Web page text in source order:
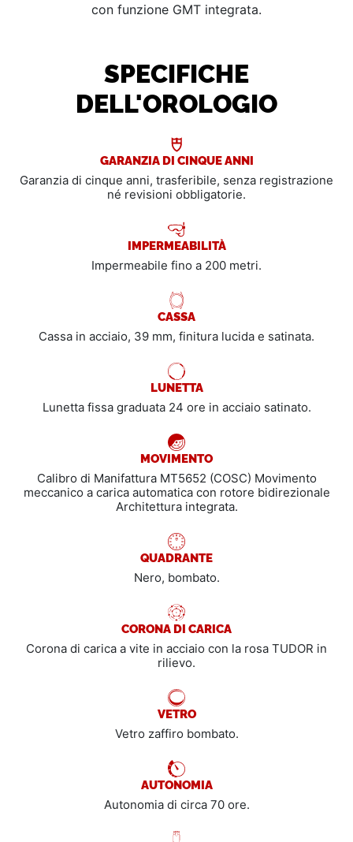
con funzione GMT integrata.
SPECIFICHE
DELL'OROLOGIO
GARANZIA DI CINQUE ANNI
Garanzia di cinque anni, trasferibile, senza registrazione
né revisioni obbligatorie.
IMPERMEABILITÀ
Impermeabile fino a 200 metri.
CASSA
Cassa in acciaio, 39 mm, finitura lucida e satinata.
LUNETTA
Lunetta fissa graduata 24 ore in acciaio satinato.
MOVIMENTO
Calibro di Manifattura MT5652 (COSC) Movimento
meccanico a carica automatica con rotore bidirezionale
Architettura integrata.
QUADRANTE
Nero, bombato.
CORONA DI CARICA
Corona di carica a vite in acciaio con la rosa TUDOR in
rilievo.
VETRO
Vetro zaffiro bombato.
AUTONOMIA
Autonomia di circa 70 ore.